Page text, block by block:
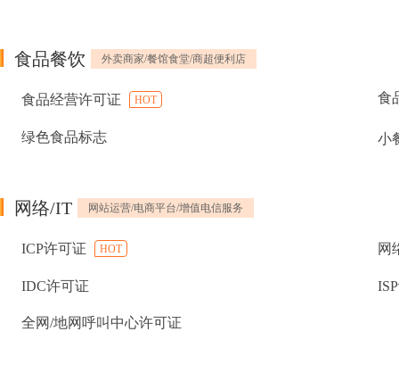
食品餐饮 外卖商家/餐馆食堂/商超便利店
食品经营许可证 HOT 食
绿色食品标志 小
网络/IT 网站运营/电商平台/增值电信服务
ICP许可证 HOT 网
IDC许可证
全网/地网呼叫中心许可证